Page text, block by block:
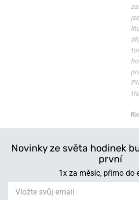
Novinky ze světa hodinek
první
1x za měsíc, přímo do